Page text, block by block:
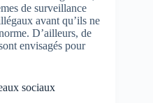
de surveillance
avant qu’ils ne
D’ailleurs, de
envisagés pour
sociaux